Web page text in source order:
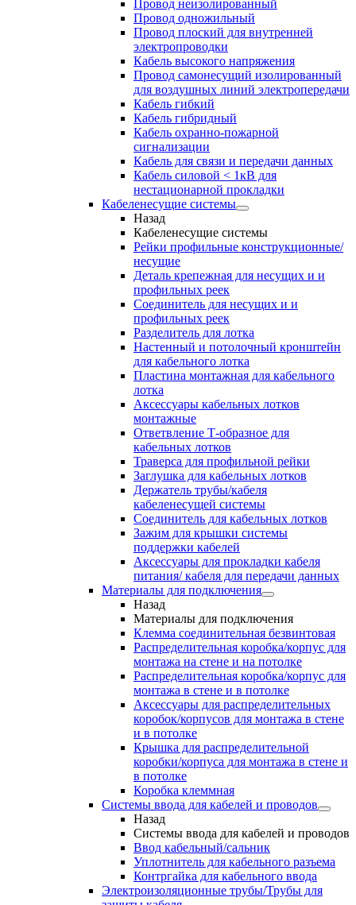
Провод неизолированный
Провод одножильный
Провод плоский для внутренней
электропроводки
Кабель высокого напряжения
Провод самонесущий изолированный
для воздушных линий электропередачи
Кабель гибкий
Кабель гибридный
Кабель охранно-пожарной
сигнализации
Кабель для связи и передачи данных
Кабель силовой < 1кВ для
нестационарной прокладки
Кабеленесущие системы
Назад
Кабеленесущие системы
Рейки профильные конструкционные/
несущие
Деталь крепежная для несущих и и
профильных реек
Соединитель для несущих и и
профильных реек
Разделитель для лотка
Настенный и потолочный кронштейн
для кабельного лотка
Пластина монтажная для кабельного
лотка
Аксессуары кабельных лотков
монтажные
Ответвление Т-образное для
кабельных лотков
Траверса для профильной рейки
Заглушка для кабельных лотков
Держатель трубы/кабеля
кабеленесущей системы
Соединитель для кабельных лотков
Зажим для крышки системы
поддержки кабелей
Аксессуары для прокладки кабеля
питания/ кабеля для передачи данных
Материалы для подключения
Назад
Материалы для подключения
Клемма соединительная безвинтовая
Распределительная коробка/корпус для
монтажа на стене и на потолке
Распределительная коробка/корпус для
монтажа в стене и в потолке
Аксессуары для распределительных
коробок/корпусов для монтажа в стене
и в потолке
Крышка для распределительной
коробки/корпуса для монтажа в стене и
в потолке
Коробка клеммная
Системы ввода для кабелей и проводов
Назад
Системы ввода для кабелей и проводов
Ввод кабельный/сальник
Уплотнитель для кабельного разъема
Контргайка для кабельного ввода
Электроизоляционные трубы/Трубы для